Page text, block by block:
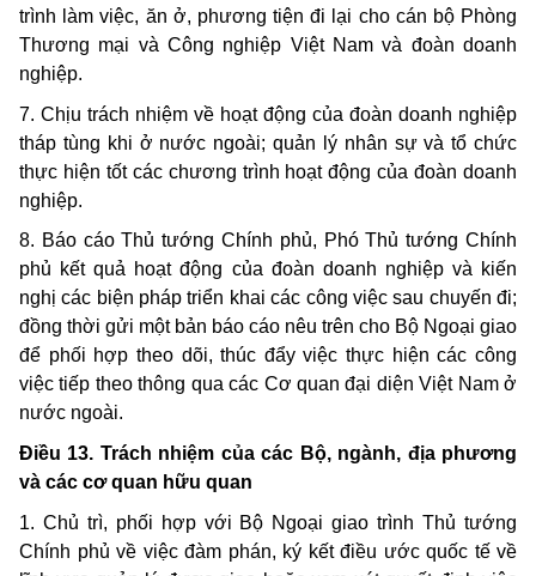
trình làm việc, ăn ở, phương tiện đi lại cho cán bộ Phòng
Thương mại và Công nghiệp Việt Nam và đoàn doanh
nghiệp.
7. Chịu trách nhiệm về hoạt động của đoàn doanh nghiệp
tháp tùng khi ở nước ngoài; quản lý nhân sự và tổ chức
thực hiện tốt các chương trình hoạt động của đoàn doanh
nghiệp.
8. Báo cáo Thủ tướng Chính phủ, Phó Thủ tướng Chính
phủ kết quả hoạt động của đoàn doanh nghiệp và kiến
nghị các biện pháp triển khai các công việc sau chuyến đi;
đồng thời gửi một bản báo cáo nêu trên cho Bộ Ngoại giao
để phối hợp theo dõi, thúc đẩy việc thực hiện các công
việc tiếp theo thông qua các Cơ quan đại diện Việt Nam ở
nước ngoài.
Điều 13. Trách nhiệm của các Bộ, ngành, địa phương
và các cơ quan hữu quan
1. Chủ trì, phối hợp với Bộ Ngoại giao trình Thủ tướng
Chính phủ về việc đàm phán, ký kết điều ước quốc tế về